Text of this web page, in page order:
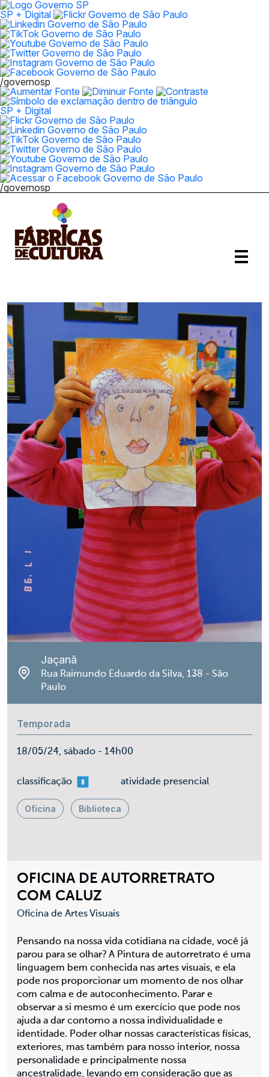
SP + Digital
/governosp
SP + Digital
/governosp
OFICINA DE AUTORRETRATO
COM CALUZ
Oficina de Artes Visuais
Pensando na nossa vida cotidiana na cidade, você já
parou para se olhar? A Pintura de autorretrato é uma
linguagem bem conhecida nas artes visuais, e ela
pode nos proporcionar um momento de nos olhar
com calma e de autoconhecimento. Parar e
observar a si mesmo é um exercício que pode nos
ajuda a dar contorno a nossa individualidade e
identidade. Poder olhar nossas características físicas,
exteriores, mas também para nosso interior, nossa
personalidade e principalmente nossa
ancestralidade, levando em consideração que as
Jaçanã
Rua Raimundo Eduardo da Silva, 138 - São
Paulo
Temporada
18/05/24, sábado - 14h00
classificaçãomais 08 atividade presencial
Oficina Biblioteca